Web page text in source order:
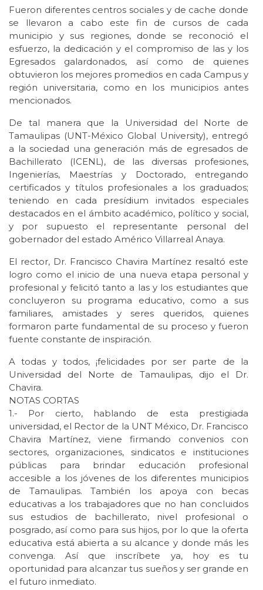
Fueron diferentes centros sociales y de cache donde
se llevaron a cabo este fin de cursos de cada
municipio y sus regiones, donde se reconoció el
esfuerzo, la dedicación y el compromiso de las y los
Egresados galardonados, así como de quienes
obtuvieron los mejores promedios en cada Campus y
región universitaria, como en los municipios antes
mencionados.
De tal manera que la Universidad del Norte de
Tamaulipas (UNT-México Global University), entregó
a la sociedad una generación más de egresados de
Bachillerato (ICENL), de las diversas profesiones,
Ingenierías, Maestrías y Doctorado, entregando
certificados y títulos profesionales a los graduados;
teniendo en cada presídium invitados especiales
destacados en el ámbito académico, político y social,
y por supuesto el representante personal del
gobernador del estado Américo Villarreal Anaya.
El rector, Dr. Francisco Chavira Martínez resaltó este
logro como el inicio de una nueva etapa personal y
profesional y felicitó tanto a las y los estudiantes que
concluyeron su programa educativo, como a sus
familiares, amistades y seres queridos, quienes
formaron parte fundamental de su proceso y fueron
fuente constante de inspiración.
A todas y todos, ¡felicidades por ser parte de la
Universidad del Norte de Tamaulipas, dijo el Dr.
Chavira.
NOTAS CORTAS
1.- Por cierto, hablando de esta prestigiada
universidad, el Rector de la UNT México, Dr. Francisco
Chavira Martínez, viene firmando convenios con
sectores, organizaciones, sindicatos e instituciones
públicas para brindar educación profesional
accesible a los jóvenes de los diferentes municipios
de Tamaulipas. También los apoya con becas
educativas a los trabajadores que no han concluidos
sus estudios de bachillerato, nivel profesional o
posgrado, así como para sus hijos, por lo que la oferta
educativa está abierta a su alcance y donde más les
convenga. Así que inscríbete ya, hoy es tu
oportunidad para alcanzar tus sueños y ser grande en
el futuro inmediato.